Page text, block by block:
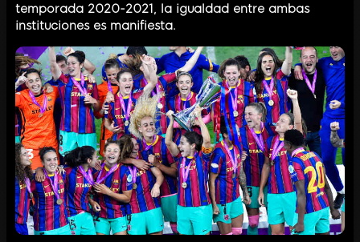
temporada 2020-2021, la igualdad entre ambas
instituciones es manifiesta.